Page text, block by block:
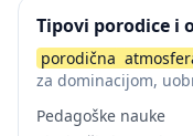
Tipovi porodice i
porodična
za dominacijom,
deci: preterana
Pedagoške nauke